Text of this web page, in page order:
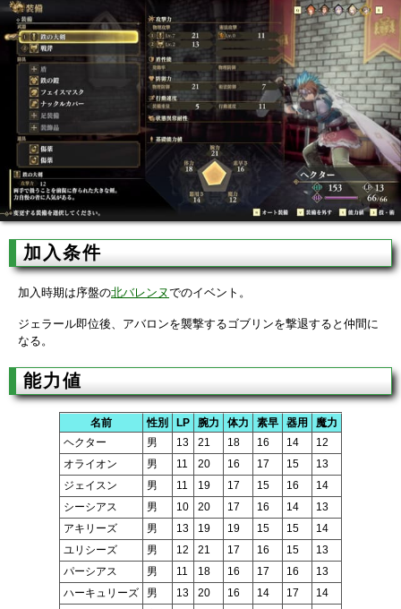
加入条件
加入時期は序盤の北バレンヌでのイベント。
ジェラール即位後、アバロンを襲撃するゴブリンを撃退すると仲間に
なる。
能力値
名前 性別 LP 腕力 体力 素早 器用
魔力
ヘクター
男 13 21 18 16 14
12
オライオン
男 11 20 16 17 15
13
ジェイスン
男 11 19 17 15 16
14
シーシアス
男 10 20 17 16 14
13
アキリーズ
男 13 19 19 15 15
14
ユリシーズ
男 12 21 17 16 15
13
パーシアス
男 11 18 16 17 16
13
ハーキュリーズ
男 13 20 16 14 17
14